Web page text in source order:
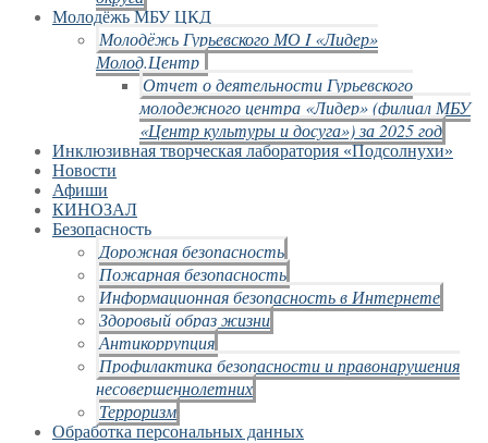
Молодёжь МБУ ЦКД
Молодёжь Гурьевского МО I «Лидер»
Молод.Центр
Отчет о деятельности Гурьевского
молодежного центра «Лидер» (филиал МБУ
«Центр культуры и досуга») за 2025 год
Инклюзивная творческая лаборатория «Подсолнухи»
Новости
Афиши
КИНОЗАЛ
Безопасность
Дорожная безопасность
Пожарная безопасность
Информационная безопасность в Интернете
Здоровый образ жизни
Антикоррупция
Профилактика безопасности и правонарушения
несовершеннолетних
Терроризм
Обработка персональных данных